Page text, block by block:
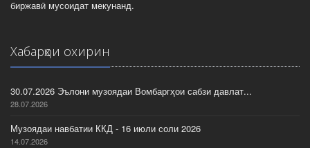
биржавӣ мусоидат мекунанд.
Хабарҳои охирин
30.07.2026 Эълони музоядаи Вомбаргҳои сабзи давлат...
28.07.2026
Музоядаи навбатии ККД - 16 июли соли 2026
14.07.2026